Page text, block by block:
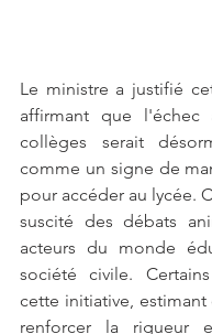
Le ministre a justifié
affirmant que l'échec
collèges serait
comme un signe de
pour accéder au lycée.
suscité des débats
acteurs du monde
société civile.
cette initiative,
renforcer la rigueur